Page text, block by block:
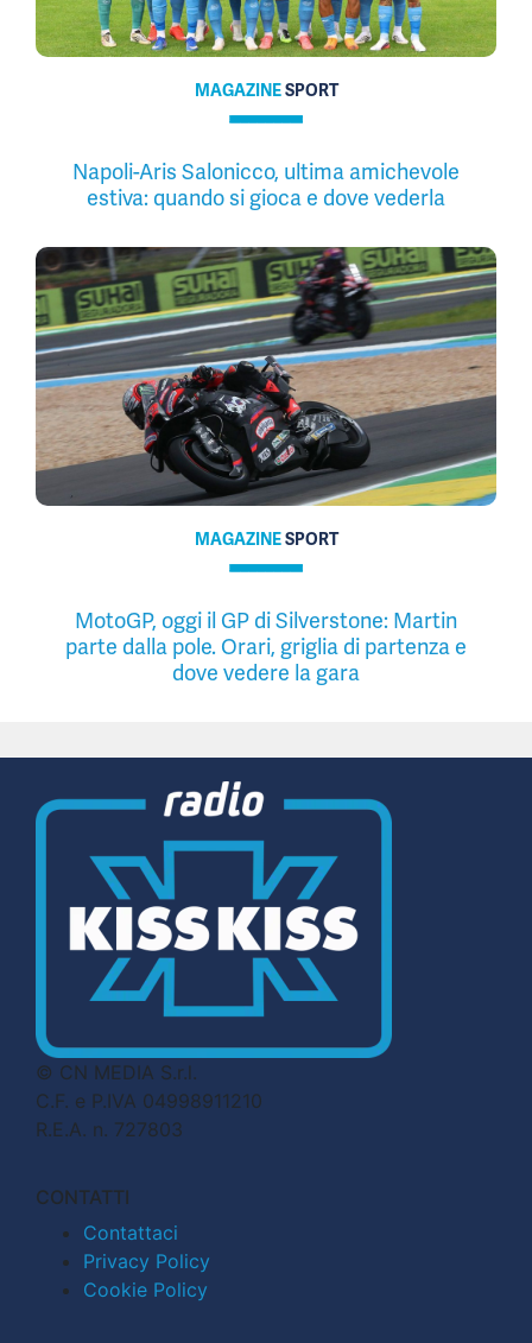
MAGAZINESPORT
Napoli-Aris Salonicco, ultima amichevole
estiva: quando si gioca e dove vederla
MAGAZINESPORT
MotoGP, oggi il GP di Silverstone: Martin
parte dalla pole. Orari, griglia di partenza e
dove vedere la gara
© CN MEDIA S.r.l.
C.F. e P.IVA 04998911210
R.E.A. n. 727803
CONTATTI
Contattaci
Privacy Policy
Cookie Policy